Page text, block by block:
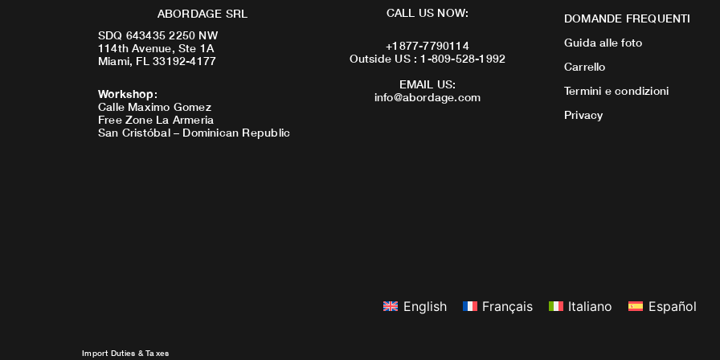
ABORDAGE SRL
SDQ 643435 2250 NW
114th Avenue, Ste 1A
Miami, FL 33192-4177
Workshop:
Calle Maximo Gomez
Free Zone La Armeria
San Cristóbal – Dominican Republic
CALL US NOW:
+1877-7790114
Outside US : 1-809-528-1992
EMAIL US:
info@abordage.com
DOMANDE FREQUENTI
Guida alle foto
Carrello
Termini e condizioni
Privacy
English Français Italiano Español
Import Duties & Taxes